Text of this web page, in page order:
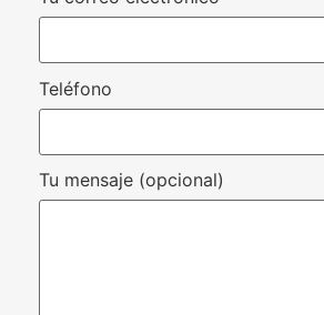
Teléfono
Tu mensaje (opcional)